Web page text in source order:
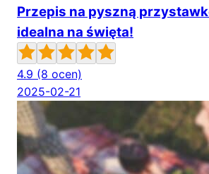
Przepis na pyszną
idealna na święta!
4.9 (8 ocen)
2025-02-21